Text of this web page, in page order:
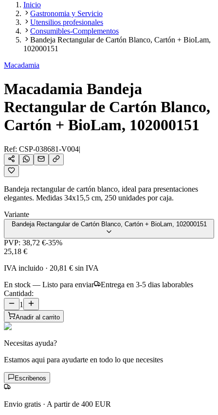
Inicio
Gastronomia y Servicio
Utensilios profesionales
Consumibles-Complementos
Bandeja Rectangular de Cartón Blanco, Cartón + BioLam,
102000151
Macadamia
Macadamia Bandeja
Rectangular de Cartón Blanco,
Cartón + BioLam, 102000151
Ref: CSP-038681-V004|
Bandeja rectangular de cartón blanco, ideal para presentaciones
elegantes. Medidas 34x15,5 cm, 250 unidades por caja.
Variante
Bandeja Rectangular de Cartón Blanco, Cartón + BioLam, 102000151
PVP: 38,72 €-35%
25,18 €
IVA incluido · 20,81 € sin IVA
En stock — Listo para enviar
Entrega en 3-5 dias laborables
Cantidad:
1
Anadir al carrito
Necesitas ayuda?
Estamos aqui para ayudarte en todo lo que necesites
Escribenos
Envio gratis · A partir de 400 EUR